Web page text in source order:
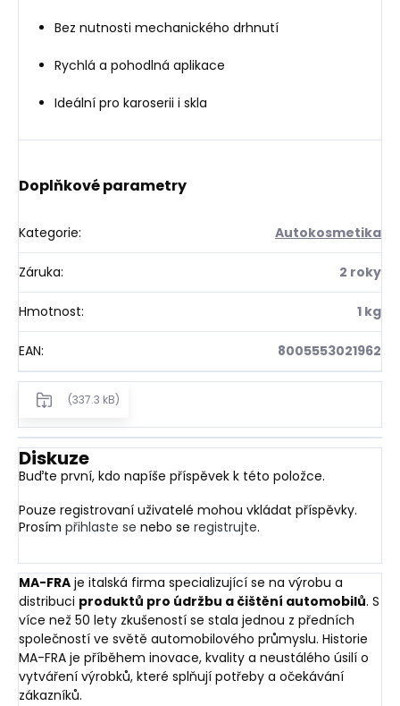
Bez nutnosti mechanického drhnutí
Rychlá a pohodlná aplikace
Ideální pro karoserii i skla
Doplňkové parametry
Kategorie: Autokosmetika
Záruka: 2 roky
Hmotnost: 1 kg
EAN: 8005553021962
(337.3 kB)
Diskuze
Buďte první, kdo napíše příspěvek k této položce.
Pouze registrovaní uživatelé mohou vkládat příspěvky.
Prosím přihlaste se nebo se registrujte.
MA-FRA je italská firma specializující se na výrobu a
distribuci produktů pro údržbu a čištění automobilů. S
více než 50 lety zkušeností se stala jednou z předních
společností ve světě automobilového průmyslu. Historie
MA-FRA je příběhem inovace, kvality a neustálého úsilí o
vytváření výrobků, které splňují potřeby a očekávání
zákazníků.